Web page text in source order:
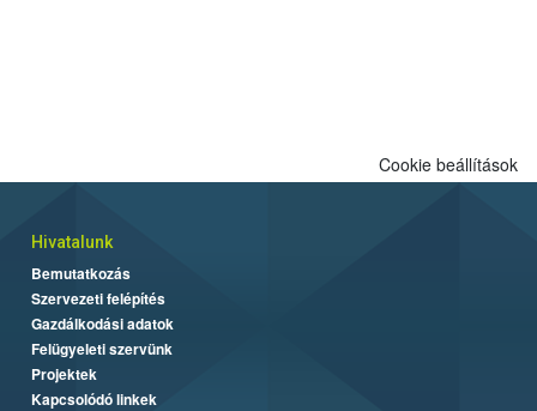
Cookie beállítások
Hivatalunk
Bemutatkozás
Szervezeti felépítés
Gazdálkodási adatok
Felügyeleti szervünk
Projektek
Kapcsolódó linkek